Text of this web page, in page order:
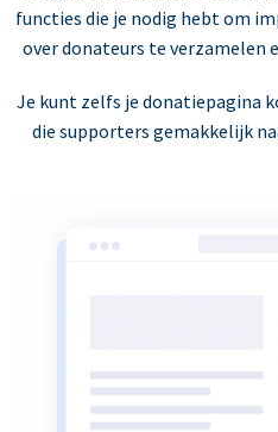
functies die je nodig hebt om
over donateurs te verzamelen
Je kunt zelfs je donatiepagina
die supporters gemakkelijk